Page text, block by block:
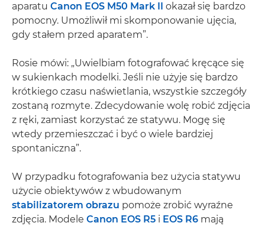
aparatu Canon EOS M50 Mark II okazał się bardzo
pomocny. Umożliwił mi skomponowanie ujęcia,
gdy stałem przed aparatem”.
Rosie mówi: „Uwielbiam fotografować kręcące się
w sukienkach modelki. Jeśli nie użyje się bardzo
krótkiego czasu naświetlania, wszystkie szczegóły
zostaną rozmyte. Zdecydowanie wolę robić zdjęcia
z ręki, zamiast korzystać ze statywu. Mogę się
wtedy przemieszczać i być o wiele bardziej
spontaniczna”.
W przypadku fotografowania bez użycia statywu
użycie obiektywów z wbudowanym
stabilizatorem obrazu pomoże zrobić wyraźne
zdjęcia. Modele Canon EOS R5 i EOS R6 mają